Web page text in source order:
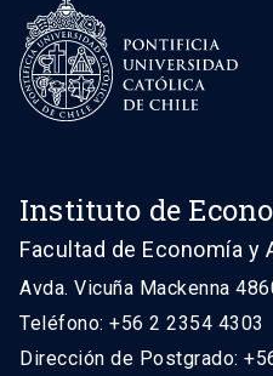
Instituto de
Facultad de Economía y
Avda. Vicuña Mackenna
Teléfono: +56 2 2354 4303
Dirección de Postgrado: